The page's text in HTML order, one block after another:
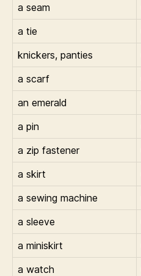
a seam
a tie
knickers, panties
a scarf
an emerald
a pin
a zip fastener
a skirt
a sewing machine
a sleeve
a miniskirt
a watch